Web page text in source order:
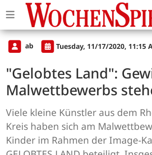
ab Tuesday, 11/17/2020, 11:15
"Gelobtes Land":
Malwettbewerbs
Viele kleine Künstler aus dem
Kreis haben sich am
Kinder im Rahmen der Image-